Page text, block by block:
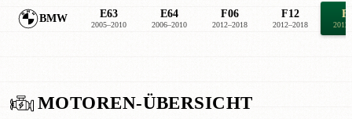
BMW E63
2005–2010
E64
2006–2010
F06
2012–2018
F12
2012–2018
MOTOREN-ÜBERSICHT